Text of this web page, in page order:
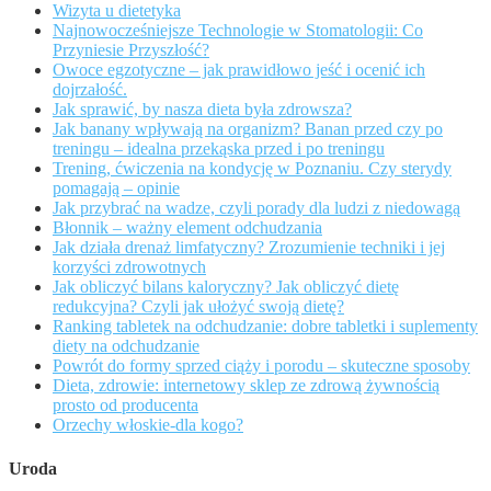
Wizyta u dietetyka
Najnowocześniejsze Technologie w Stomatologii: Co
Przyniesie Przyszłość?
Owoce egzotyczne – jak prawidłowo jeść i ocenić ich
dojrzałość.
Jak sprawić, by nasza dieta była zdrowsza?
Jak banany wpływają na organizm? Banan przed czy po
treningu – idealna przekąska przed i po treningu
Trening, ćwiczenia na kondycję w Poznaniu. Czy sterydy
pomagają – opinie
Jak przybrać na wadze, czyli porady dla ludzi z niedowagą
Błonnik – ważny element odchudzania
Jak działa drenaż limfatyczny? Zrozumienie techniki i jej
korzyści zdrowotnych
Jak obliczyć bilans kaloryczny? Jak obliczyć dietę
redukcyjna? Czyli jak ułożyć swoją dietę?
Ranking tabletek na odchudzanie: dobre tabletki i suplementy
diety na odchudzanie
Powrót do formy sprzed ciąży i porodu – skuteczne sposoby
Dieta, zdrowie: internetowy sklep ze zdrową żywnością
prosto od producenta
Orzechy włoskie-dla kogo?
Uroda